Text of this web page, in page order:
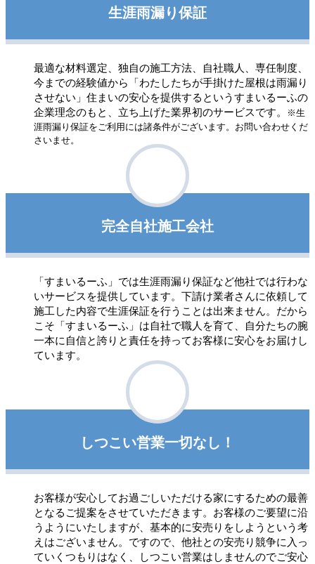
生涯雨漏り保証
最適な材料選定、独自の施工方法、自社職人、専任制度、
今までの経験値から「わたしたちが手掛けた屋根は雨漏り
させない」住まいの安心を提供するというすまいるーふの
企業理念のもと、立ち上げた業界初のサービスです。
※生
涯雨漏り保証をご利用には諸条件がございます。お問い合わせくだ
さいませ。
完全自社施工会社
「すまいるーふ」では生涯雨漏り保証など他社では行わな
いサービスを提供しています。下請け業者さんに依頼して
施工した内容で生涯保証を行うことは出来ません。だから
こそ「すまいるーふ」は自社で職人を育て、自分たちの腕
一本に自信と誇りと責任を持ってお客様に安心をお届けし
ています。
しつこい営業一切なし！
お客様が安心してお過ごしいただける家にするための最善
となるご提案をさせていただきます。お客様のご要望に沿
うようにいたしますが、基本的に安売りをしようという考
えはございません。ですので、他社との安売り競争に入っ
ていくつもりはなく、しつこい営業はしませんのでご安心